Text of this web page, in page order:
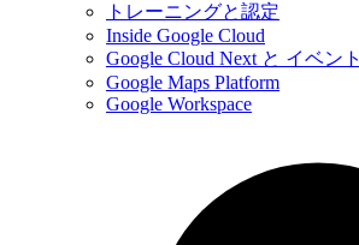
トレーニングと認定
Inside Google Cloud
Google Cloud Next と イベント
Google Maps Platform
Google Workspace